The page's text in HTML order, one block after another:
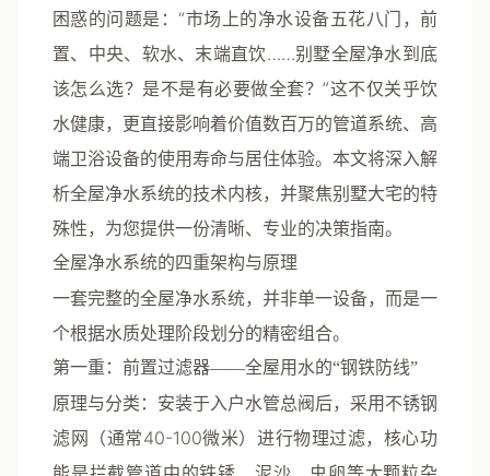
困惑的问题是：“市场上的净水设备五花八门，前
置、中央、软水、末端直饮……别墅全屋净水到底
该怎么选？是不是有必要做全套？”这不仅关乎饮
水健康，更直接影响着价值数百万的管道系统、高
端卫浴设备的使用寿命与居住体验。本文将深入解
析全屋净水系统的技术内核，并聚焦别墅大宅的特
殊性，为您提供一份清晰、专业的决策指南。
全屋净水系统的四重架构与原理
一套完整的全屋净水系统，并非单一设备，而是一
个根据水质处理阶段划分的精密组合。
第一重：前置过滤器——全屋用水的“钢铁防线”
原理与分类 ：安装于入户水管总阀后，采用不锈钢
滤网（通常40-100微米）进行物理过滤，核心功